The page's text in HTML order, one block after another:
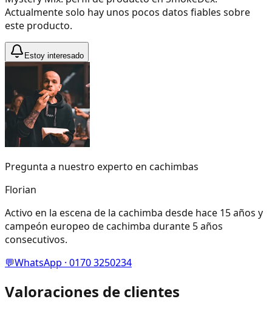
Actualmente solo hay unos pocos datos fiables sobre
este producto.
Estoy interesado
Pregunta a nuestro experto en cachimbas
Florian
Activo en la escena de la cachimba desde hace 15 años y
campeón europeo de cachimba durante 5 años
consecutivos.
💬WhatsApp · 0170 3250234
Valoraciones de clientes